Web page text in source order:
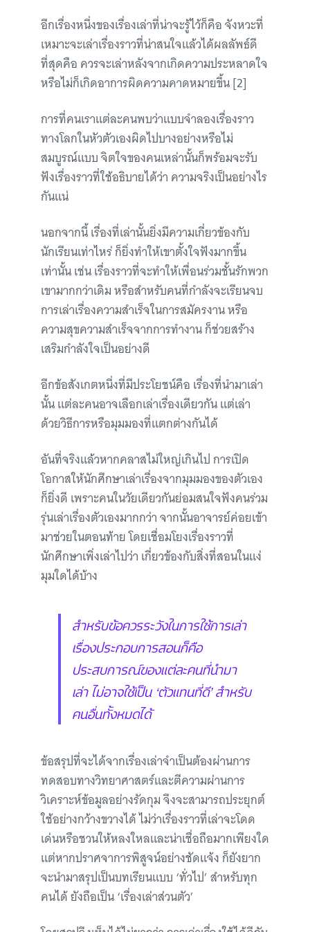
อีกเรื่องหนึ่งของเรื่องเล่าที่น่าจะรู้ไว้ก็คือ จังหวะที่
เหมาะจะเล่าเรื่องราวที่น่าสนใจแล้วได้ผลลัพธ์ดี
ที่สุดคือ ควรจะเล่าหลังจากเกิดความประหลาดใจ
หรือไม่ก็เกิดอาการผิดความคาดหมายขึ้น [2]
การที่คนเราแต่ละคนพบว่าแบบจำลองเรื่องราว
ทางโลกในหัวตัวเองผิดไปบางอย่างหรือไม่
สมบูรณ์แบบ จิตใจของคนเหล่านั้นก็พร้อมจะรับ
ฟังเรื่องราวที่ใช้อธิบายได้ว่า ความจริงเป็นอย่างไร
กันแน่
นอกจากนี้ เรื่องที่เล่านั้นยิ่งมีความเกี่ยวข้องกับ
นักเรียนเท่าไหร่ ก็ยิ่งทำให้เขาตั้งใจฟังมากขึ้น
เท่านั้น เช่น เรื่องราวที่จะทำให้เพื่อนร่วมชั้นรักพวก
เขามากกว่าเดิม หรือสำหรับคนที่กำลังจะเรียนจบ
การเล่าเรื่องความสำเร็จในการสมัครงาน หรือ
ความสุขความสำเร็จจากการทำงาน ก็ช่วยสร้าง
เสริมกำลังใจเป็นอย่างดี
อีกข้อสังเกตหนึ่งที่มีประโยชน์คือ เรื่องที่นำมาเล่า
นั้น แต่ละคนอาจเลือกเล่าเรื่องเดียวกัน แต่เล่า
ด้วยวิธีการหรือมุมมองที่แตกต่างกันได้
อันที่จริงแล้วหากคลาสไม่ใหญ่เกินไป การเปิด
โอกาสให้นักศึกษาเล่าเรื่องจากมุมมองของตัวเอง
ก็ยิ่งดี เพราะคนในวัยเดียวกันย่อมสนใจฟังคนร่วม
รุ่นเล่าเรื่องตัวเองมากกว่า จากนั้นอาจารย์ค่อยเข้า
มาช่วยในตอนท้าย โดยเชื่อมโยงเรื่องราวที่
นักศึกษาเพิ่งเล่าไปว่า เกี่ยวข้องกับสิ่งที่สอนในแง่
มุมใดได้บ้าง
สำหรับข้อควรระวังในการใช้การเล่า
เรื่องประกอบการสอนก็คือ
ประสบการณ์ของแต่ละคนที่นำมา
เล่า ไม่อาจใช้เป็น ‘ตัวแทนที่ดี’ สำหรับ
คนอื่นทั้งหมดได้
ข้อสรุปที่จะได้จากเรื่องเล่าจำเป็นต้องผ่านการ
ทดสอบทางวิทยาศาสตร์และตีความผ่านการ
วิเคราะห์ข้อมูลอย่างรัดกุม จึงจะสามารถประยุกต์
ใช้อย่างกว้างขวางได้ ไม่ว่าเรื่องราวที่เล่าจะโดด
เด่นหรือชวนให้หลงใหลและน่าเชื่อถือมากเพียงใด
แต่หากปราศจาการพิสูจน์อย่างชัดแจ้ง ก็ยังยาก
จะนำมาสรุปเป็นบทเรียนแบบ ‘ทั่วไป’ สำหรับทุก
คนได้ ยังถือเป็น ‘เรื่องเล่าส่วนตัว’